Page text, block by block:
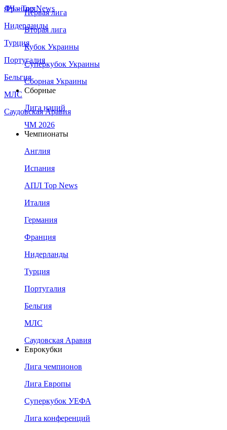
Франция
Нидерланды
Турция
Португалия
Бельгия
МЛС
Саудовская Аравия
ЛЧ - Top News
Первая лига
Вторая лига
Кубок Украины
Суперкубок Украины
Сборная Украины
Сборные
Лига наций
ЧМ 2026
Чемпионаты
Англия
Испания
АПЛ Top News
Италия
Германия
Франция
Нидерланды
Турция
Португалия
Бельгия
МЛС
Саудовская Аравия
Еврокубки
Лига чемпионов
Лига Европы
Суперкубок УЕФА
Лига конференций